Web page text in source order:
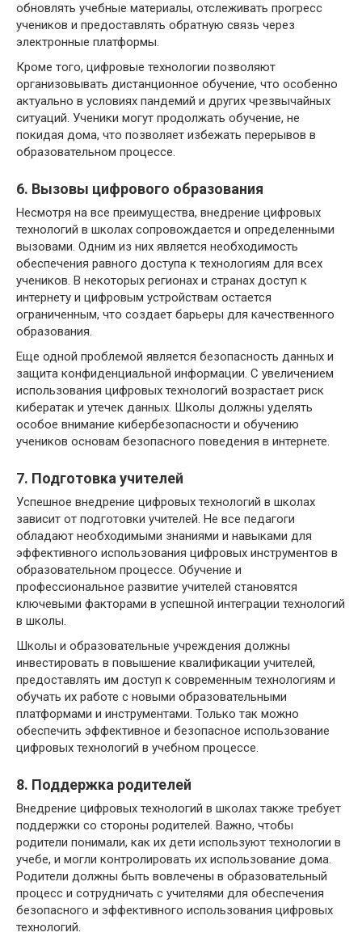
обновлять учебные материалы, отслеживать прогресс
учеников и предоставлять обратную связь через
электронные платформы.
Кроме того, цифровые технологии позволяют
организовывать дистанционное обучение, что особенно
актуально в условиях пандемий и других чрезвычайных
ситуаций. Ученики могут продолжать обучение, не
покидая дома, что позволяет избежать перерывов в
образовательном процессе.
6. Вызовы цифрового образования
Несмотря на все преимущества, внедрение цифровых
технологий в школах сопровождается и определенными
вызовами. Одним из них является необходимость
обеспечения равного доступа к технологиям для всех
учеников. В некоторых регионах и странах доступ к
интернету и цифровым устройствам остается
ограниченным, что создает барьеры для качественного
образования.
Еще одной проблемой является безопасность данных и
защита конфиденциальной информации. С увеличением
использования цифровых технологий возрастает риск
кибератак и утечек данных. Школы должны уделять
особое внимание кибербезопасности и обучению
учеников основам безопасного поведения в интернете.
7. Подготовка учителей
Успешное внедрение цифровых технологий в школах
зависит от подготовки учителей. Не все педагоги
обладают необходимыми знаниями и навыками для
эффективного использования цифровых инструментов в
образовательном процессе. Обучение и
профессиональное развитие учителей становятся
ключевыми факторами в успешной интеграции технологий
в школы.
Школы и образовательные учреждения должны
инвестировать в повышение квалификации учителей,
предоставлять им доступ к современным технологиям и
обучать их работе с новыми образовательными
платформами и инструментами. Только так можно
обеспечить эффективное и безопасное использование
цифровых технологий в учебном процессе.
8. Поддержка родителей
Внедрение цифровых технологий в школах также требует
поддержки со стороны родителей. Важно, чтобы
родители понимали, как их дети используют технологии в
учебе, и могли контролировать их использование дома.
Родители должны быть вовлечены в образовательный
процесс и сотрудничать с учителями для обеспечения
безопасного и эффективного использования цифровых
технологий.